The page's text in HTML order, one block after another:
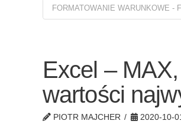
FORMATOWANIE WARUNKOWE -
Excel –
wartości
PIOTR MAJCHER 2020-10-